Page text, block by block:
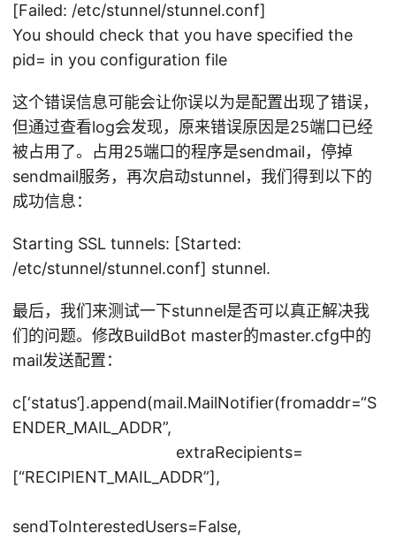
[Failed: /etc/stunnel/stunnel.conf]
You should check that you have specified the
pid= in you configuration file
这个错误信息可能会让你误以为是配置出现了错误，
但通过查看log会发现，原来错误原因是25端口已经
被占用了。占用25端口的程序是sendmail，停掉
sendmail服务，再次启动stunnel，我们得到以下的
成功信息：
Starting SSL tunnels: [Started:
/etc/stunnel/stunnel.conf] stunnel.
最后，我们来测试一下stunnel是否可以真正解决我
们的问题。修改BuildBot master的master.cfg中的
mail发送配置：
c[‘status’].append(mail.MailNotifier(fromaddr=“S
ENDER_MAIL_ADDR”,
extraRecipients=
[“RECIPIENT_MAIL_ADDR”],
sendToInterestedUsers=False,